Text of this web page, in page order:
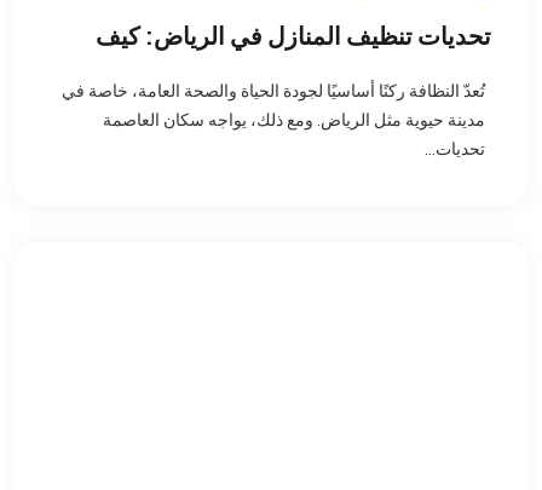
تحديات تنظيف المنازل في الرياض: كيف
تُعدّ النظافة ركنًا أساسيًا لجودة الحياة والصحة العامة، خاصة في
مدينة حيوية مثل الرياض. ومع ذلك، يواجه سكان العاصمة
تحديات...